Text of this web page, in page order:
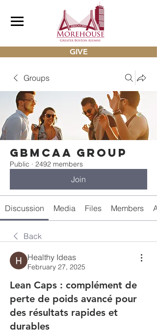
GIVE
Groups
gbmcaa Group
Public · 2492 members
Join
Discussion Media Files Members
Back
Healthy Ideas
February 27, 2025
Lean Caps : complément de
perte de poids avancé pour
des résultats rapides et
durables